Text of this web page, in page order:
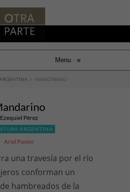
Menu ≡
» MANDARINO
Ezequiel Pérez
ARGENTINA
Ariel Pavón
una travesía por el río
conforman un
hambreados de la